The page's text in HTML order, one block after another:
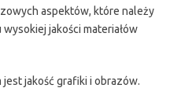
aspektów, które należy
jakości materiałów
jakość grafiki i obrazów.